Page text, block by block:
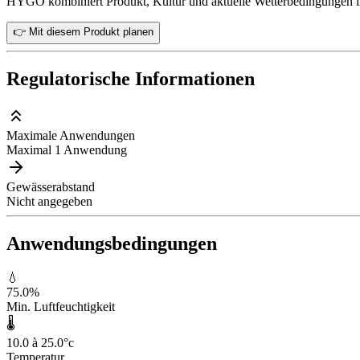
👉 Mit diesem Produkt planen
Regulatorische Informationen
Maximale Anwendungen
Maximal 1 Anwendung
Gewässerabstand
Nicht angegeben
Anwendungsbedingungen
💧
75.0%
Min. Luftfeuchtigkeit
🌡️
10.0 à 25.0°c
Temperatur